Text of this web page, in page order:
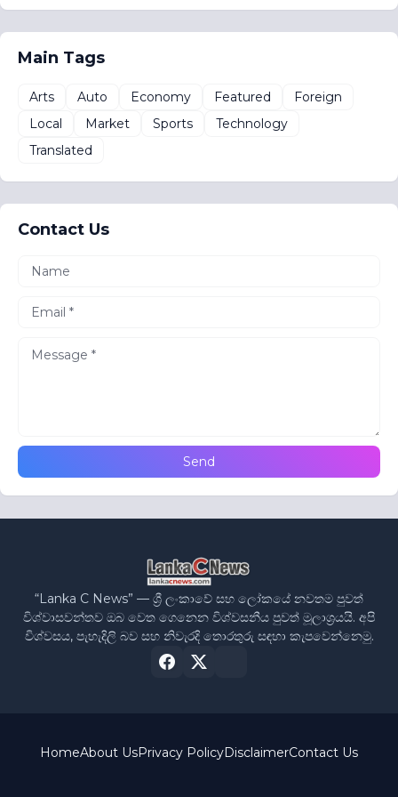
Main Tags
Arts Auto Economy Featured
Foreign
Local
Market Sports
Technology
Translated
Contact Us
“Lanka C News” — ශ්‍රී ලංකාවේ සහ ලෝකයේ නවතම පුවත්
විශ්වාසවන්තව ඔබ වෙත ගෙනෙන විශ්වසනීය පුවත් මූලාශ්‍රයයි. අපි
විශ්වසය, පැහැදිලි බව සහ නිවැරදි තොරතුරු සඳහා කැපවෙන්නෙමු.
HomeAbout UsPrivacy PolicyDisclaimerContact Us